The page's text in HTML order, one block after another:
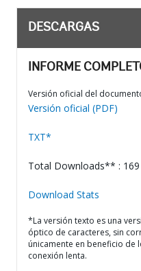
DESCARGAS
INFORME
Versión oficial del
Versión oficial (PDF)
TXT*
Total Downloads** : 169
Download Stats
*La versión texto es una
óptico de caracteres, sin
únicamente en beneficio de
conexión lenta.